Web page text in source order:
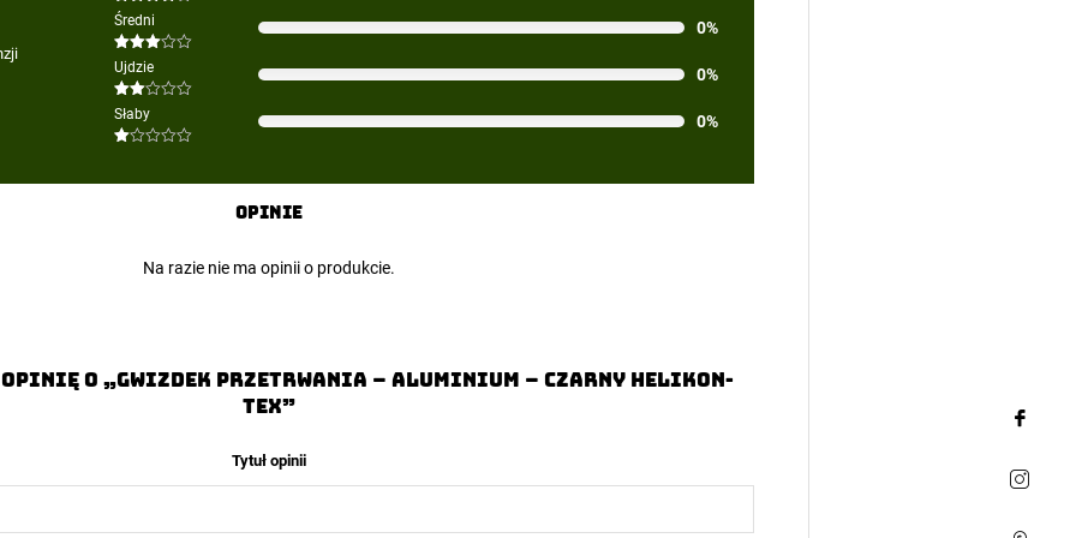
Oceniono
4na 5
Średni
Oceniono
3na 5
0%
Ujdzie
Oceniono
2na
5
0%
Słaby
na
0%
Opinie
Na razie nie ma opinii o produkcie.
o „Gwizdek Przetrwania – Aluminium – Czarny Helikon-
Tex”
Tytuł opinii